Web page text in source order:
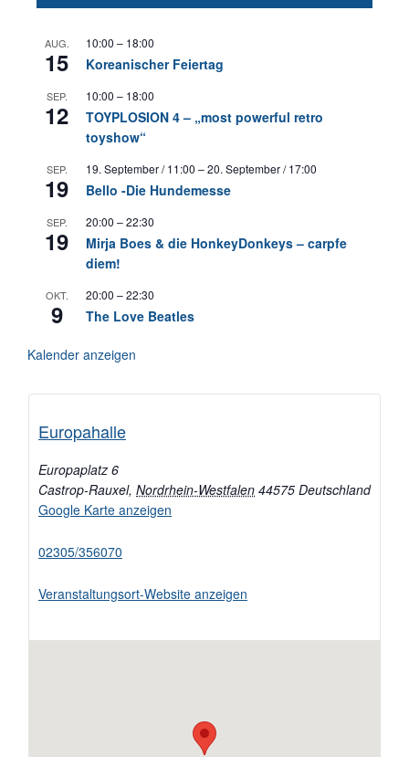
AUG.
15
10:00 – 18:00
Koreanischer Feiertag
SEP.
12
10:00 – 18:00
TOYPLOSION 4 – „most powerful retro
toyshow“
SEP.
19
19. September / 11:00 –20. September / 17:00
Bello -Die Hundemesse
SEP.
19
20:00 –22:30
Mirja Boes & die HonkeyDonkeys – carpfe
diem!
OKT.
9
20:00 –22:30
The Love Beatles
Kalender anzeigen
Europahalle
Europaplatz 6
Castrop-Rauxel, Nordrhein-Westfalen 44575 Deutschland
Google Karte anzeigen
02305/356070
Veranstaltungsort-Website anzeigen